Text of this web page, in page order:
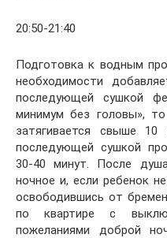
20:50-21:40
Подготовка к водным
необходимости
последующей сушкой
минимум без головы»,
затягивается свыше
последующей сушкой
30-40 минут. После
ночное и, если ребенок
освободившись от
по квартире с
пожеланиями доброй